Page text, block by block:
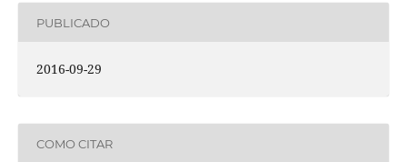
PUBLICADO
2016-09-29
COMO CITAR